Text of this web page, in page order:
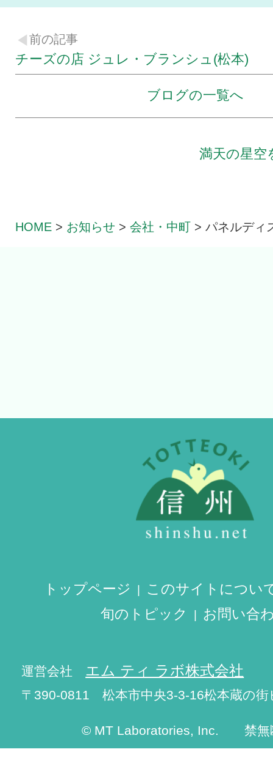
前の記事
チーズの店 ジュレ・ブランシュ(松本)
ブログの一覧へ
満天の星空
HOME > お知らせ >会社・中町 >パネルディ
トップページ
このサイトについ
旬のトピック
お問い合
運営会社 エム ティ ラボ株式会社
〒390-0811 松本市中央3-3-16松本蔵の街
© MT Laboratories, Inc. 禁無